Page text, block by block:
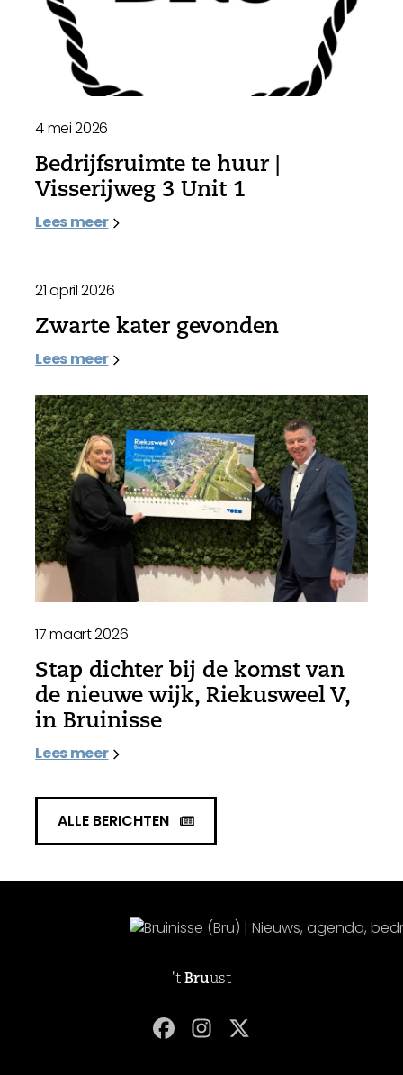
4 mei 2026
Bedrijfsruimte te huur |
Visserijweg 3 Unit 1
Lees meer
21 april 2026
Zwarte kater gevonden
Lees meer
17 maart 2026
Stap dichter bij de komst van
de nieuwe wijk, Riekusweel V,
in Bruinisse
Lees meer
ALLE BERICHTEN
't Bruust